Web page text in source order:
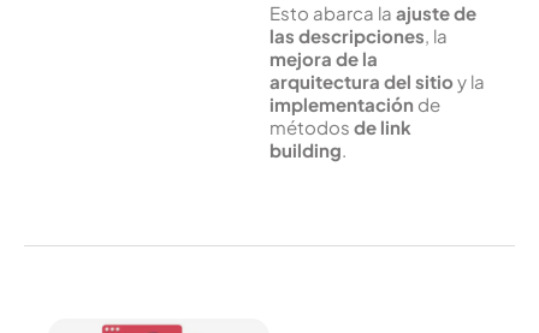
Esto abarca la ajuste de
las descripciones, la
mejora de la
arquitectura del sitio y la
implementación de
métodos de link
building.